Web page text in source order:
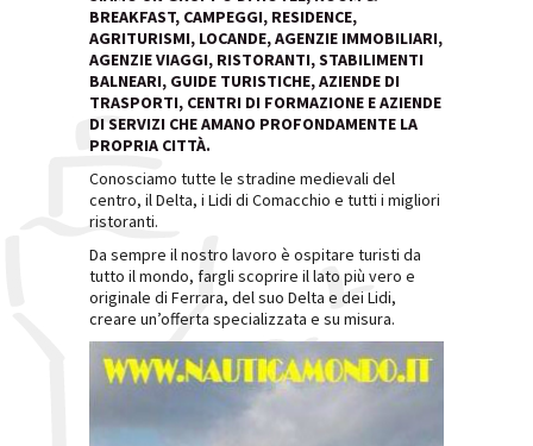
BREAKFAST, CAMPEGGI, RESIDENCE,
AGRITURISMI, LOCANDE, AGENZIE IMMOBILIARI,
AGENZIE VIAGGI, RISTORANTI, STABILIMENTI
BALNEARI, GUIDE TURISTICHE, AZIENDE DI
TRASPORTI, CENTRI DI FORMAZIONE E AZIENDE
DI SERVIZI CHE AMANO PROFONDAMENTE LA
PROPRIA CITTÀ.
Conosciamo tutte le stradine medievali del
centro, il Delta, i Lidi di Comacchio e tutti i migliori
ristoranti.
Da sempre il nostro lavoro è ospitare turisti da
tutto il mondo, fargli scoprire il lato più vero e
originale di Ferrara, del suo Delta e dei Lidi,
creare un’offerta specializzata e su misura.